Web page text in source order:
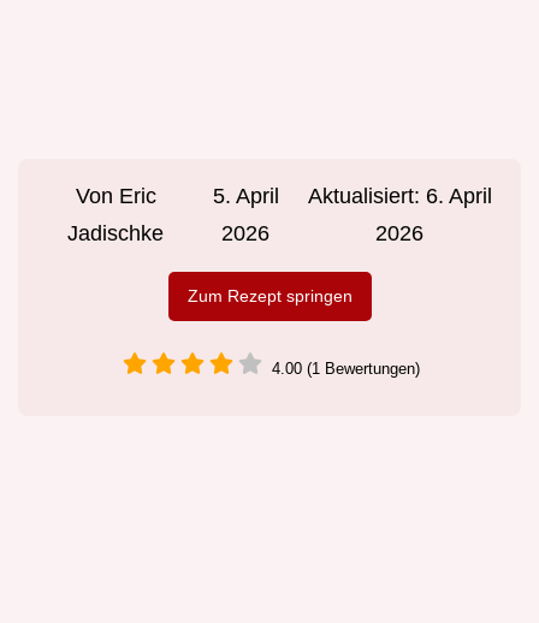
Von Eric
Jadischke
5. April
2026
Aktualisiert: 6. April
2026
Zum Rezept springen
4.00 (1 Bewertungen)